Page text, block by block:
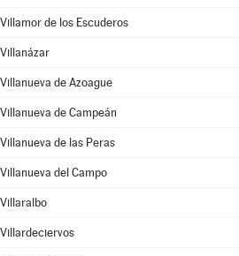
Villamor de los Escuderos
Villanázar
Villanueva de Azoague
Villanueva de Campeán
Villanueva de las Peras
Villanueva del Campo
Villaralbo
Villardeciervos